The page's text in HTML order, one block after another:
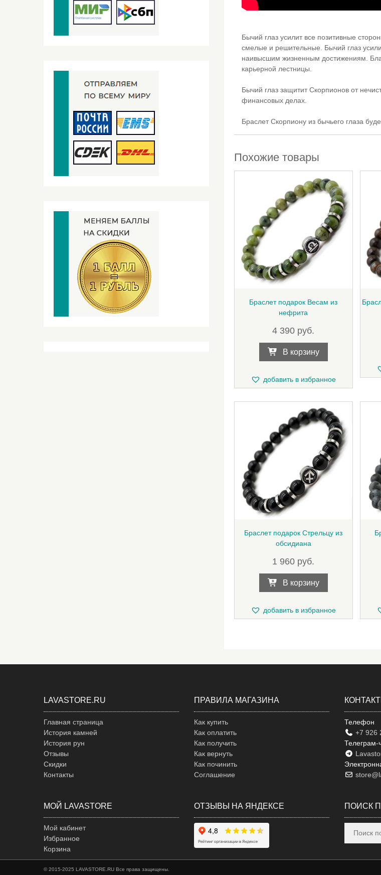
Бычий глаз усилит все позитивные
смелые и решительные. Бычий глаз
наивысшим жизненным достижениям.
карьерной лестницы.
Бычий глаз защитит Скорпионов от
финансовых делах.
Браслет Скорпиону из бычьего глаза
Похожие товары
Браслет подарок Весам из
нефрита
4 390 руб.
В корзину
добавить в избранное
Браслет подарок Стрельцу из
обсидиана
1 960 руб.
В корзину
добавить в избранное
LAVASTORE.RU
Главная страница
История камней
История рун
Отзывы
Скидки
Контакты
МОЙ LAVASTORE
Мой кабинет
Избранное
Корзина
ПРАВИЛА МАГАЗИНА
Как купить
Как оплатить
Как получить
Как вернуть
Как починить
Соглашение
ОТЗЫВЫ НА ЯНДЕКСЕ
Телефон
+7 926
Телеграм-
ПОИСК
© 2015-2025 LAVASTORE.RU Все права защищены.